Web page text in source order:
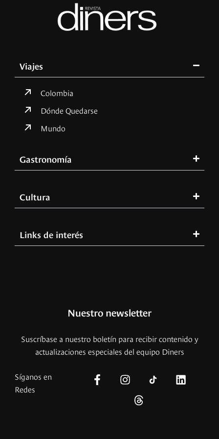
Viajes
Colombia
Dónde Quedarse
Mundo
Gastronomía
Cultura
Links de interés
Nuestro newsletter
Suscríbase a nuestro boletín para recibir contenido y
actualizaciones especiales del equipo Diners
Síganos en
Redes